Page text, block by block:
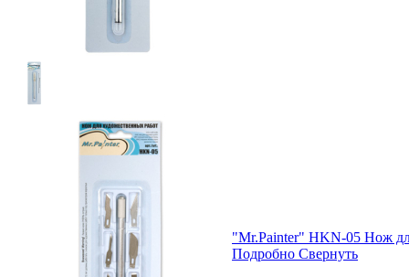
"Mr.Painter" HKN-05 Нож
Подробно Свернуть